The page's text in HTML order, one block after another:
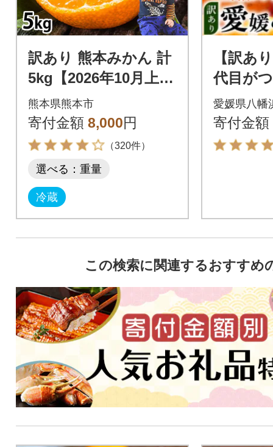
訳あり 熊本みかん 計
5kg【2026年10月上旬
から2027年3月下旬発
送予定】(熊本市)
熊本県熊本市
寄付金額 8,000円
（320件）
選べる：重量
冷蔵
【訳あ
代目が
かん
愛媛県八幡
寄付金額
この検索に関連するおすすめ